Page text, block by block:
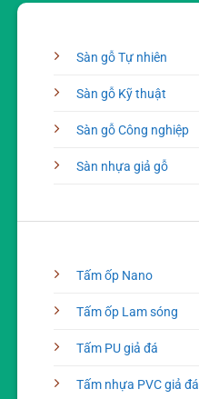
Sàn gỗ Tự nhiên
Sàn gỗ Kỹ thuật
Sàn gỗ Công nghiệp
Sàn nhựa giả gỗ
Tấm ốp Nano
Tấm ốp Lam sóng
Tấm PU giả đá
Tấm nhựa PVC giả đá